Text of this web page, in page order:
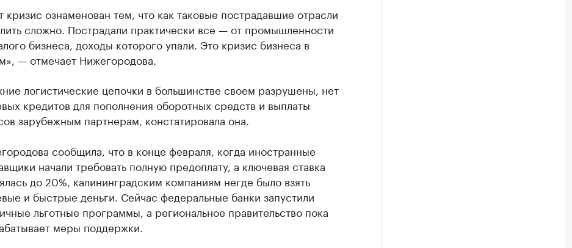
кризис ознаменован тем, что как таковые пострадавшие отрасли
сложно. Пострадали практически все — от промышленности
бизнеса, доходы которого упали. Это кризис бизнеса в
— отмечает Нижегородова.
логистические цепочки в большинстве своем разрушены, нет
кредитов для пополнения оборотных средств и выплаты
зарубежным партнерам, констатировала она.
сообщила, что в конце февраля, когда иностранные
начали требовать полную предоплату, а ключевая ставка
до 20%, калининградским компаниям негде было взять
и быстрые деньги. Сейчас федеральные банки запустили
льготные программы, а региональное правительство пока
меры поддержки.